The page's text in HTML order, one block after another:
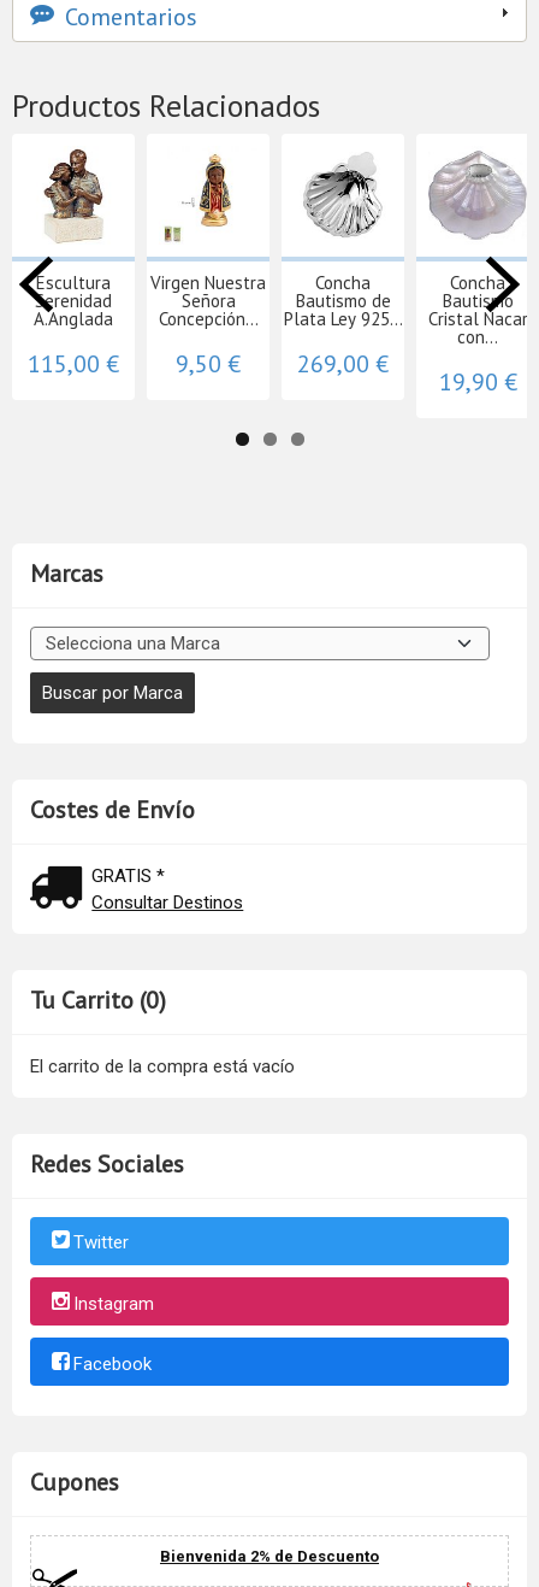
Marcas
Costes de Envío
GRATIS *
Consultar Destinos
Tu Carrito (0)
El carrito de la compra está vacío
Redes Sociales
Twitter
Instagram
Facebook
Cupones
Bienvenida 2% de Descuento
Comentarios
Productos Relacionados
Escultura
Serenidad
A.Anglada
115,00 €
Virgen Nuestra
Señora
Concepción...
9,50 €
Concha
Bautismo de
Plata Ley 925...
269,00 €
Concha
Bautismo
Cristal Nacar
con...
19,90 €